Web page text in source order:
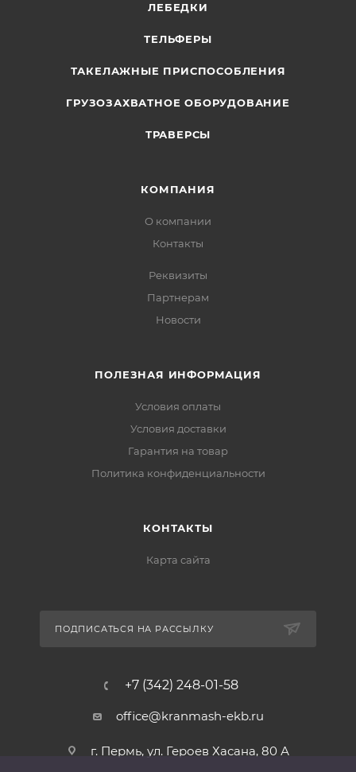
ЛЕБЕДКИ
ТЕЛЬФЕРЫ
ТАКЕЛАЖНЫЕ ПРИСПОСОБЛЕНИЯ
ГРУЗОЗАХВАТНОЕ ОБОРУДОВАНИЕ
ТРАВЕРСЫ
КОМПАНИЯ
О компании
Контакты
Реквизиты
Партнерам
Новости
ПОЛЕЗНАЯ ИНФОРМАЦИЯ
Условия оплаты
Условия доставки
Гарантия на товар
Политика конфиденциальности
КОНТАКТЫ
Карта сайта
ПОДПИСАТЬСЯ НА РАССЫЛКУ
+7 (342) 248-01-58
office@kranmash-ekb.ru
г. Пермь, ул. Героев Хасана, 80 А